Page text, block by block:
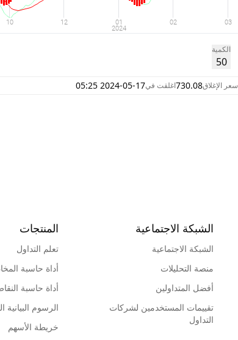
الكمية
50
سعر الإغلاق730.08اغلقت في2024-05-17 05:25
الشبكة الاجتماعية
الشبكة الاجتماعية
منصة التحليلات
أفضل المتداولين
تقييمات المستخدمين لشركات
التداول
المنتجات
تعلم التداول
أداة حاسبة
أداة حاسبة
الرسوم البيانية
خريطة الأسهم